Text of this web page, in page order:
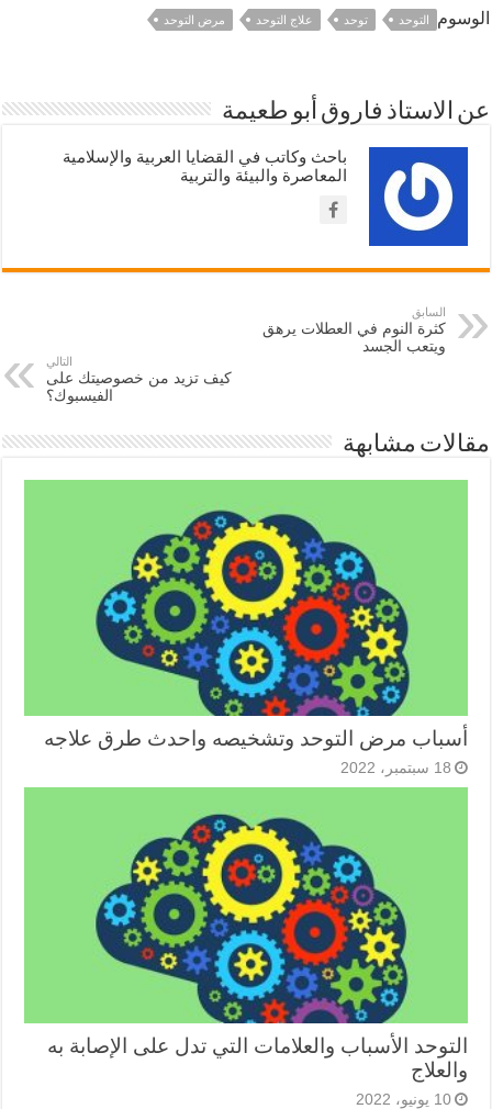
الوسوم التوحد توحد علاج التوحد مرض التوحد
عن الاستاذ فاروق أبو طعيمة
باحث وكاتب في القضايا العربية والإسلامية
المعاصرة والبيئة والتربية
السابق
كثرة النوم في العطلات يرهق
ويتعب الجسد
التالي
كيف تزيد من خصوصيتك على
الفيسبوك؟
مقالات مشابهة
أسباب مرض التوحد وتشخيصه واحدث طرق علاجه
18 سبتمبر، 2022
التوحد الأسباب والعلامات التي تدل على الإصابة به
والعلاج
10 يونيو، 2022